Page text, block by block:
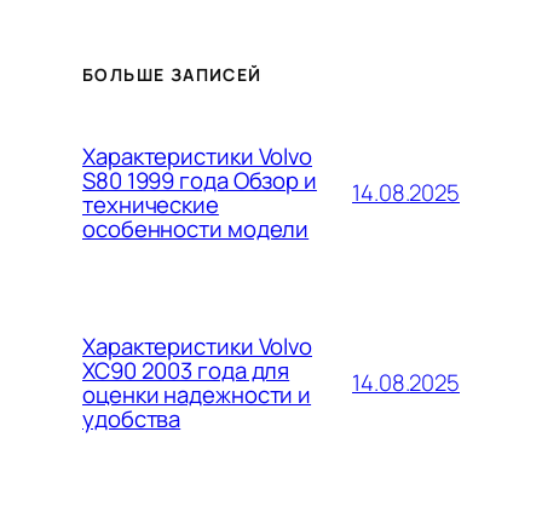
БОЛЬШЕ ЗАПИСЕЙ
Характеристики Volvo
S80 1999 года Обзор и
технические
особенности модели
14.08.2025
Характеристики Volvo
XC90 2003 года для
оценки надежности и
удобства
14.08.2025